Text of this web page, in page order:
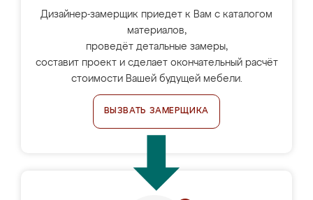
Дизайнер-замерщик приедет к Вам с каталогом
материалов,
проведёт детальные замеры,
составит проект и сделает окончательный расчёт
стоимости Вашей будущей мебели.
ВЫЗВАТЬ ЗАМЕРЩИКА